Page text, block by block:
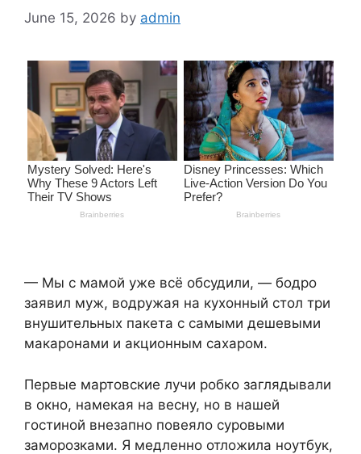
June 15, 2026 by admin
— Мы с мамой уже всё обсудили, — бодро
заявил муж, водружая на кухонный стол три
внушительных пакета с самыми дешевыми
макаронами и акционным сахаром.
Первые мартовские лучи робко заглядывали
в окно, намекая на весну, но в нашей
гостиной внезапно повеяло суровыми
заморозками. Я медленно отложила ноутбук,